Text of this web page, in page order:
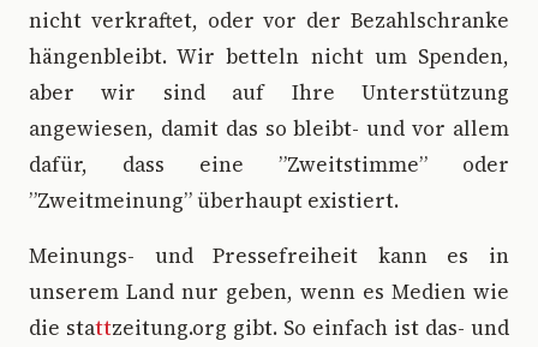
nicht verkraftet, oder vor der Bezahlschranke
hängenbleibt. Wir betteln nicht um Spenden,
aber wir sind auf Ihre Unterstützung
angewiesen, damit das so bleibt- und vor allem
dafür, dass eine ”Zweitstimme” oder
”Zweitmeinung” überhaupt existiert.
Meinungs- und Pressefreiheit kann es in
unserem Land nur geben, wenn es Medien wie
die stattzeitung.org gibt. So einfach ist das- und